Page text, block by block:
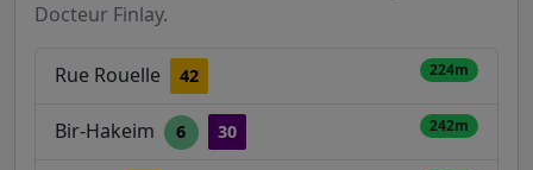
Docteur Finlay.
Rue Rouelle 42 224m
Bir-Hakeim 6 30 242m